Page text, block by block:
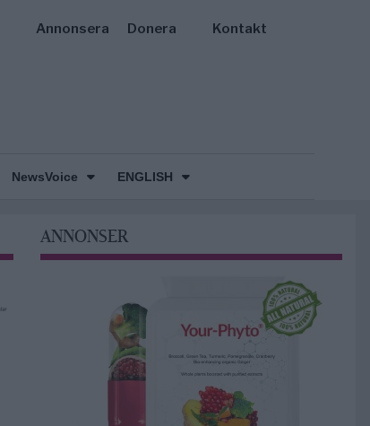
Annonsera Donera Kontakt
NewsVoice ENGLISH
ANNONSER